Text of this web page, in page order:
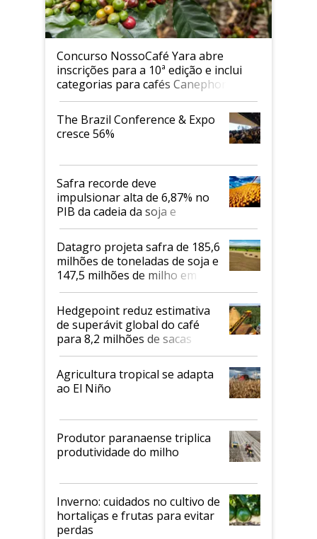
Concurso NossoCafé Yara abre
inscrições para a 10ª edição e inclui
categorias para cafés Canephora
The Brazil Conference & Expo
cresce 56%
Safra recorde deve
impulsionar alta de 6,87% no
PIB da cadeia da soja e
biodiesel em 2026
Datagro projeta safra de 185,6
milhões de toneladas de soja e
147,5 milhões de milho em
2026/27
Hedgepoint reduz estimativa
de superávit global do café
para 8,2 milhões de sacas
Agricultura tropical se adapta
ao El Niño
Produtor paranaense triplica
produtividade do milho
Inverno: cuidados no cultivo de
hortaliças e frutas para evitar
perdas